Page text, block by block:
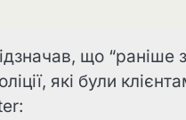
що “раніше
які були